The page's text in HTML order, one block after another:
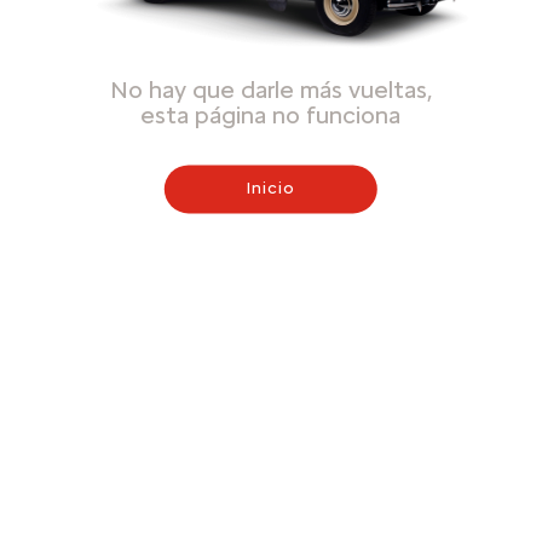
No hay que darle más vueltas,
esta página no funciona
Inicio